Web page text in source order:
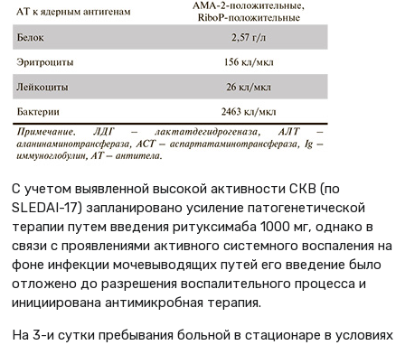
С учетом выявленной высокой активности СКВ (по
SLEDAI-17) запланировано усиление патогенетической
терапии путем введения ритуксимаба 1000 мг, однако в
связи с проявлениями активного системного воспаления на
фоне инфекции мочевыводящих путей его введение было
отложено до разрешения воспалительного процесса и
инициирована антимикробная терапия.
На 3-и сутки пребывания больной в стационаре в условиях